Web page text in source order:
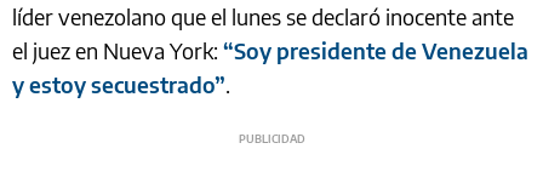
líder venezolano que el lunes se declaró inocente ante
el juez en Nueva York: “Soy presidente de Venezuela
y estoy secuestrado”.